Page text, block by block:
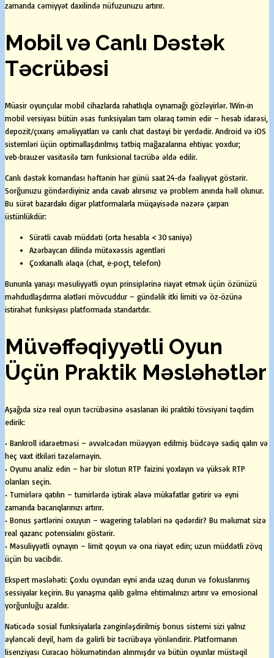
zamanda cəmiyyət daxilində nüfuzunuzu artırır.
Mobil və Canlı Dəstək
Təcrübəsi
Müasir oyunçular mobil cihazlarda rahatlıqla oynamağı gözləyirlər. 1Win‑in
mobil versiyası bütün əsas funksiyaları tam olaraq təmin edir – hesab idarəsi,
depozit/çıxarış əməliyyatları və canlı chat dəstəyi bir yerdədir. Android və iOS
sistemləri üçün optimallaşdırılmış tətbiq mağazalarına ehtiyac yoxdur;
veb‑brauzer vasitəsilə tam funksional təcrübə əldə edilir.
Canlı dəstək komandası həftənin hər günü saat 24‑də fəaliyyət göstərir.
Sorğunuzu göndərdiyiniz anda cavab alırsınız və problem anında həll olunur.
Bu sürət bazardakı digər platformalarla müqayisədə nəzərə çarpan
üstünlükdür:
Sürətli cavab müddəti (orta hesabla < 30 saniyə)
Azərbaycan dilində mütəxəssis agentləri
Çoxkanallı əlaqə (chat, e‑poçt, telefon)
Bununla yanaşı məsuliyyətli oyun prinsiplərinə riayət etmək üçün özünüzü
məhdudlaşdırma alətləri mövcuddur – gündəlik itki limiti və öz‑özünə
istirahət funksiyası platformada standartdır.
Müvəffəqiyyətli Oyun
Üçün Praktik Məsləhətlər
Aşağıda sizə real oyun təcrübəsinə əsaslanan iki praktiki tövsiyəni təqdim
edirik:
• Bankroll idarəetməsi – əvvəlcədən müəyyən edilmiş büdcəyə sadiq qalın və
heç vaxt itkiləri təzələməyin.
• Oyunu analiz edin – hər bir slotun RTP faizini yoxlayın və yüksək RTP
olanları seçin.
• Turnirlərə qatılın – turnirlərdə iştirak əlavə mükafatlar gətirir və eyni
zamanda bacarıqlarınızı artırır.
• Bonus şərtlərini oxuyun – wagering tələbləri nə qədərdir? Bu məlumat sizə
real qazanc potensialını göstərir.
• Məsuliyyətli oynayın – limit qoyun və ona riayət edin; uzun müddətli zövq
üçün bu vacibdir.
Ekspert məsləhəti: Çoxlu oyundan eyni anda uzaq durun və fokuslanmış
sessiyalar keçirin. Bu yanaşma qalib gəlmə ehtimalınızı artırır və emosional
yorğunluğu azaldır.
Nəticədə sosial funksiyalarla zənginləşdirilmiş bonus sistemi sizi yalnız
əyləncəli deyil, həm də gəlirli bir təcrübəyə yönləndirir. Platformanın
lisenziyası Curacao hökumətindən alınmışdır və bütün oyunlar müstəqil